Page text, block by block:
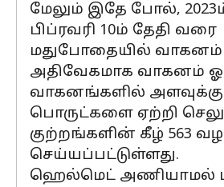
மேலும் இதே போல்,
பிப்ரவரி 10ம் தேதி வரை
மதுபோதையில் வாகனம்
அதிவேகமாக வாகனம்
வாகனங்களில் அளவுக்கு
பொருட்களை ஏற்றி
குற்றங்களின் கீழ் 563
செய்யப்பட்டுள்ளது.
ஹெல்மெட் அணியாமல்